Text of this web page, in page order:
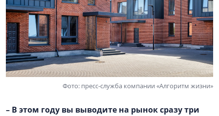
Фото: пресс-служба компании «Алгоритм жизни»
– В этом году вы выводите на рынок сразу три